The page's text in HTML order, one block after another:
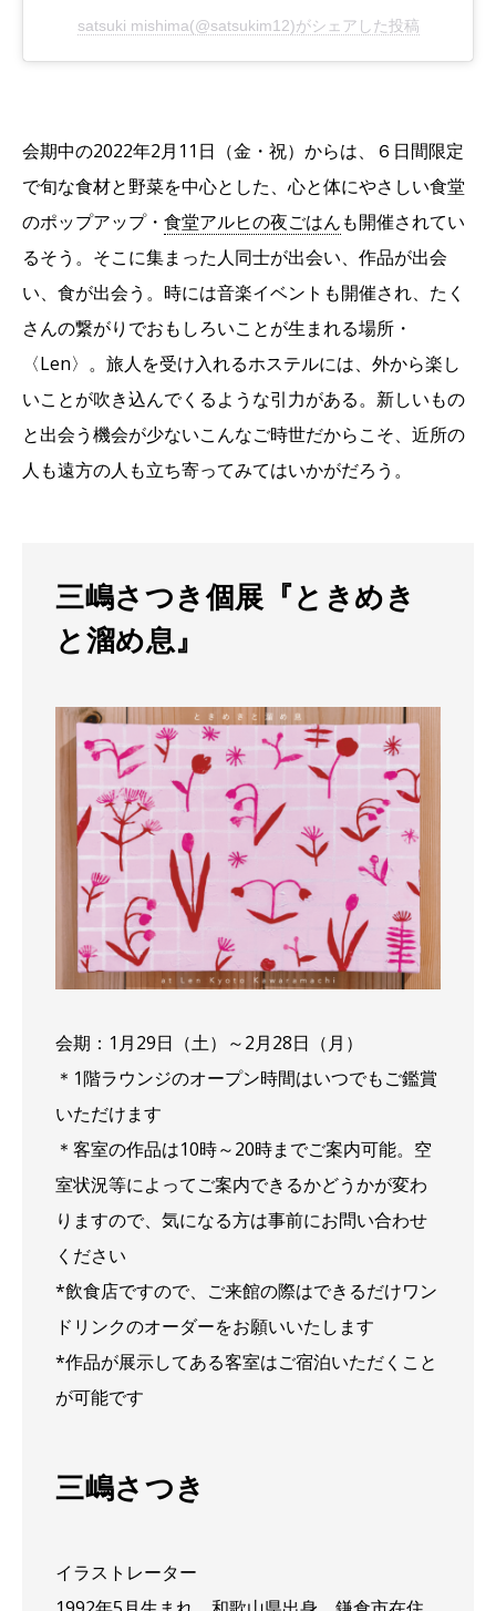
satsuki mishima(@satsukim12)がシェアした投稿
会期中の2022年2月11日（金・祝）からは、６日間限定
で旬な食材と野菜を中心とした、心と体にやさしい食堂
のポップアップ・ 食堂アルヒの夜ごはんも開催されてい
るそう。そこに集まった人同士が出会い、作品が出会
い、食が出会う。時には音楽イベントも開催され、たく
さんの繋がりでおもしろいことが生まれる場所・
〈Len〉。旅人を受け入れるホステルには、外から楽し
いことが吹き込んでくるような引力がある。新しいもの
と出会う機会が少ないこんなご時世だからこそ、近所の
人も遠方の人も立ち寄ってみてはいかがだろう。
三嶋さつき個展『ときめき
と溜め息』
会期：1月29日（土）～2月28日（月）
＊1階ラウンジのオープン時間はいつでもご鑑賞
いただけます
＊客室の作品は10時～20時までご案内可能。空
室状況等によってご案内できるかどうかが変わ
りますので、気になる方は事前にお問い合わせ
ください
*飲食店ですので、ご来館の際はできるだけワン
ドリンクのオーダーをお願いいたします
*作品が展示してある客室はご宿泊いただくこと
が可能です
三嶋さつき
イラストレーター